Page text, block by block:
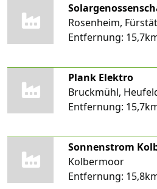
Rosenheim,
Entfernung:
Plank Elektro
Bruckmühl,
Entfernung:
Kolbermoor
Entfernung: